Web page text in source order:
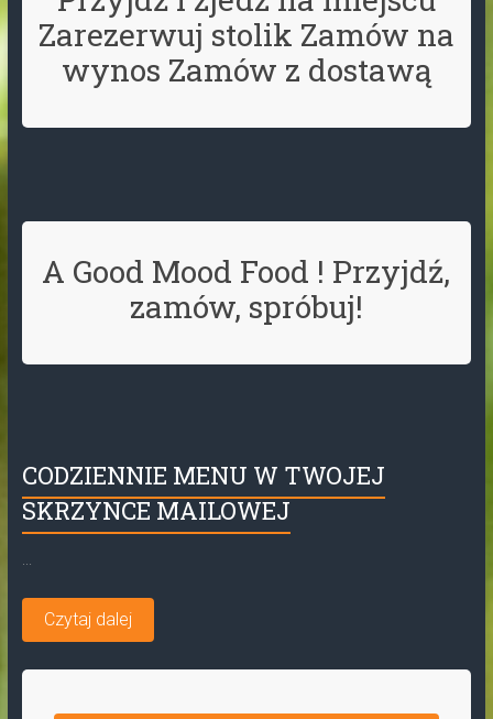
Zarezerwuj stolik Zamów na
wynos Zamów z dostawą
A Good Mood Food ! Przyjdź,
zamów, spróbuj!
CODZIENNIE MENU W TWOJEJ
SKRZYNCE MAILOWEJ
...
Czytaj dalej